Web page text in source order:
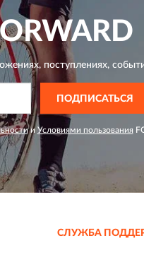
поступлениях,
ПОДПИСАТЬСЯ
и Условиями пользования
СЛУЖБА